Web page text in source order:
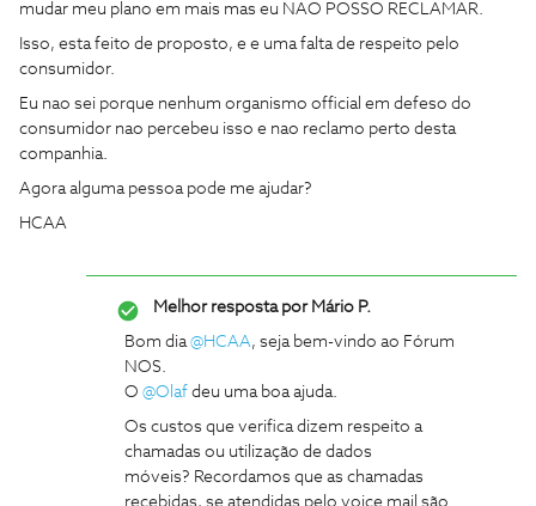
mudar meu plano em mais mas eu NAO POSSO RECLAMAR.
Isso, esta feito de proposto, e e uma falta de respeito pelo
consumidor.
Eu nao sei porque nenhum organismo official em defeso do
consumidor nao percebeu isso e nao reclamo perto desta
companhia.
Agora alguma pessoa pode me ajudar?
HCAA
Melhor resposta porMário P.
Bom dia@HCAA, seja bem-vindo ao Fórum
NOS.
O ​​ @Olaf deu uma boa ajuda.
Os custos que verifica dizem respeito a
chamadas ou utilização de dados
móveis? Recordamos que as chamadas
recebidas, se atendidas pelo voice mail são